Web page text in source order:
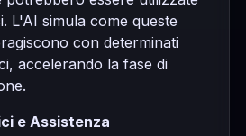
L'AI simula come queste
con determinati
accelerando la fase di
e Assistenza